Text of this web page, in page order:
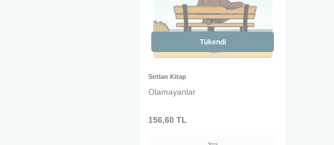
Tükendi
Sırtlan Kitap
Olamayanlar
156,60 TL